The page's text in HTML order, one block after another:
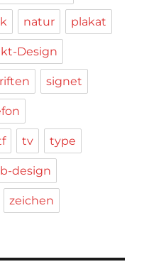
natur plakat
Design
signet
tv type
design
zeichen